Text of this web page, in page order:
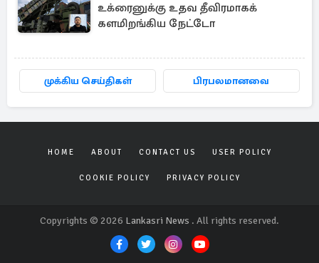
உக்ரைனுக்கு உதவ தீவிரமாகக்
களமிறங்கிய நேட்டோ
முக்கிய செய்திகள் பிரபலமானவை
HOME ABOUT CONTACT US USER POLICY
COOKIE POLICY PRIVACY POLICY
Copyrights © 2026 Lankasri News . All rights reserved.